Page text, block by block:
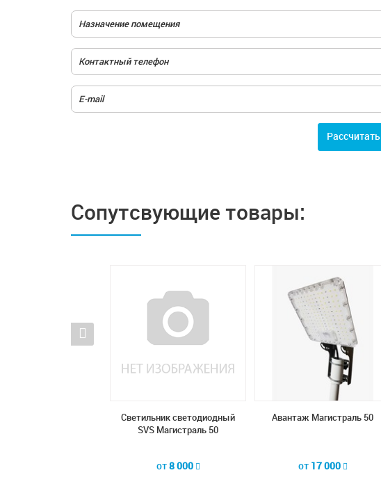
Расcчитать
Сопутсвующие товары:
Светильник светодиодный
SVS Магистраль 50
от8 000
Авантаж Магистраль 50
от 17 000